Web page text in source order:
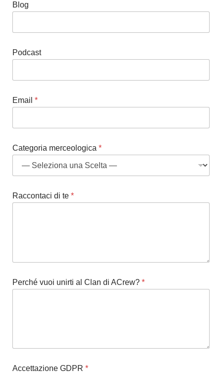
Blog
Podcast
Email *
Categoria merceologica *
Raccontaci di te *
Perché vuoi unirti al Clan di ACrew? *
Accettazione GDPR *